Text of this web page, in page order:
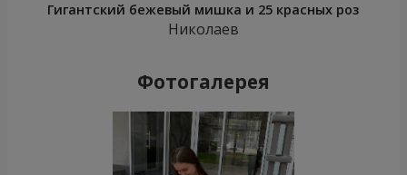
Гигантский бежевый мишка и 25 красных роз
Николаев
Фотогалерея